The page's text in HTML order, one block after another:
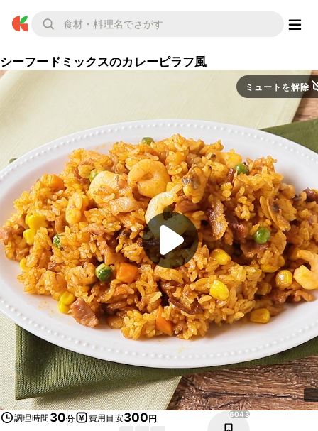
シーフードミックスのカレーピラフ風
ミュートを解除
調理時間 30分 費用目安300円 6043